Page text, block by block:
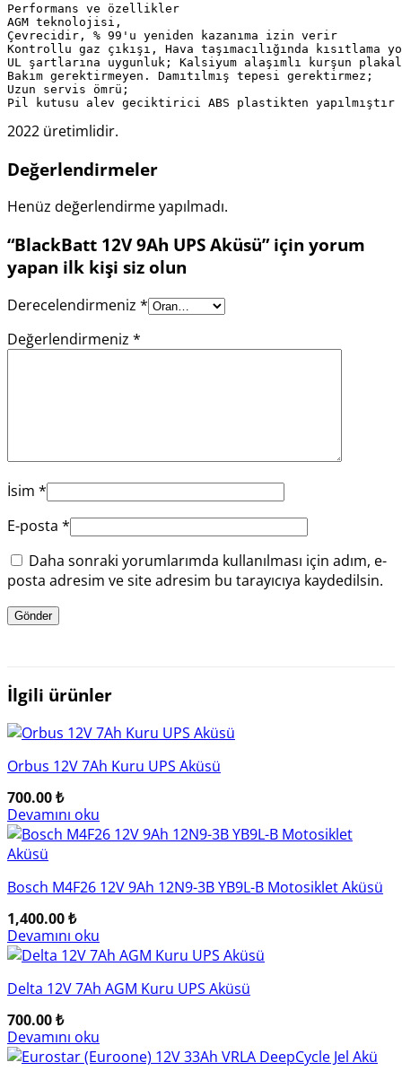
Performans ve özellikler
AGM teknolojisi,
Çevrecidir, % 99'u yeniden kazanıma izin verir
Kontrollu gaz çıkışı, Hava taşımacılığında kısıtlama
UL şartlarına uygunluk; Kalsiyum alaşımlı kurşun
Bakım gerektirmeyen. Damıtılmış tepesi gerektirmez;
Uzun servis ömrü;
Pil kutusu alev geciktirici ABS plastikten yapılmıştır
2022 üretimlidir.
Değerlendirmeler
Henüz değerlendirme yapılmadı.
“BlackBatt 12V 9Ah UPS Aküsü” için yorum
yapan ilk kişi siz olun
Derecelendirmeniz *
Değerlendirmeniz *
İsim *
E-posta *
Daha sonraki yorumlarımda kullanılması için adım, e-
posta adresim ve site adresim bu tarayıcıya kaydedilsin.
İlgili ürünler
Orbus 12V 7Ah Kuru UPS Aküsü
700.00₺
Devamını oku
Bosch M4F26 12V 9Ah 12N9-3B YB9L-B Motosiklet Aküsü
1,400.00₺
Devamını oku
Delta 12V 7Ah AGM Kuru UPS Aküsü
700.00₺
Devamını oku